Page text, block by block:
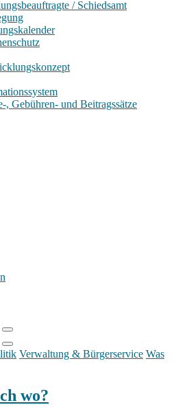
/ Schiedsamt
, Gebühren- und Beitragssätze
Verwaltung & Bürgerservice Was
wo?